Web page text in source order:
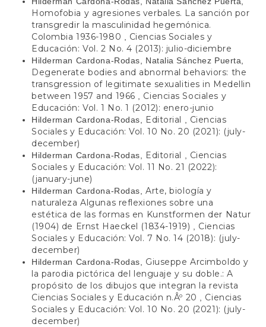
Homofobia y agresiones verbales. La sanción por
transgredir la masculinidad hegemónica.
Colombia 1936-1980
Ciencias Sociales y
Educación: Vol. 2 No. 4 (2013): julio-diciembre
Hilderman Cardona-Rodas, Natalia Sánchez Puerta,
Degenerate bodies and abnormal behaviors: the
transgression of legitimate sexualities in Medellin
between 1957 and 1966
Ciencias Sociales y
Educación: Vol. 1 No. 1 (2012): enero-junio
Hilderman Cardona-Rodas, Editorial
Ciencias
Sociales y Educación: Vol. 10 No. 20 (2021): (july-
december)
Hilderman Cardona-Rodas, Editorial
Ciencias
Sociales y Educación: Vol. 11 No. 21 (2022):
(january-june)
Hilderman Cardona-Rodas, Arte, biología y
naturaleza Algunas reflexiones sobre una
estética de las formas en Kunstformen der Natur
(1904) de Ernst Haeckel (1834-1919)
Ciencias
Sociales y Educación: Vol. 7 No. 14 (2018): (july-
december)
Hilderman Cardona-Rodas, Giuseppe Arcimboldo y
la parodia pictórica del lenguaje y su doble.: A
propósito de los dibujos que integran la revista
Ciencias Sociales y Educación n.Âº 20
Ciencias
Sociales y Educación: Vol. 10 No. 20 (2021): (july-
december)